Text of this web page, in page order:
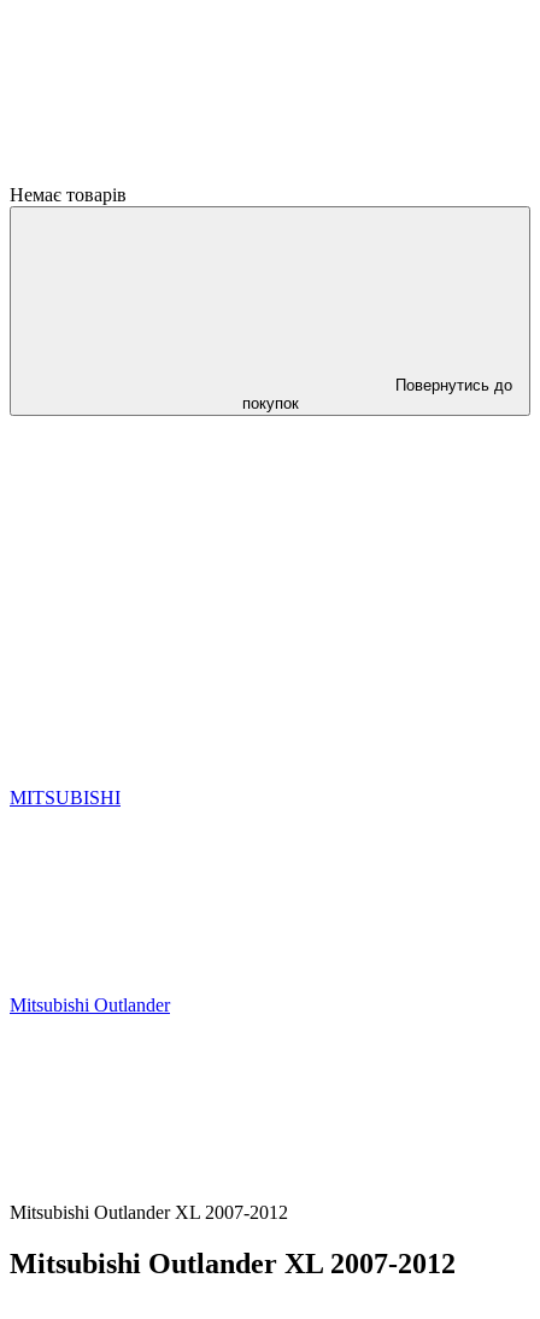
Немає товарів
Повернутись до
покупок
MITSUBISHI
Mitsubishi Outlander
Mitsubishi Outlander XL 2007-2012
Mitsubishi Outlander XL 2007-2012